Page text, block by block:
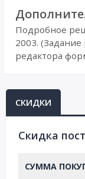
Подробное
2003.
редактора
СКИДКИ
Cкидка
СУММА